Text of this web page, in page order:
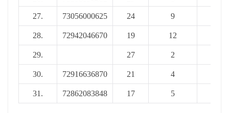
27. 73056000625 24 9
28. 72942046670 19 12
29. 27 2
30. 72916636870 21 4
31. 72862083848 17 5